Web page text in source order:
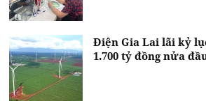
Điện Gia Lai lãi kỷ
1.700 tỷ đồng nửa